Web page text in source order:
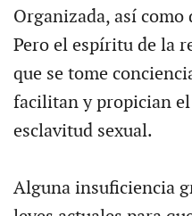
Organizada, así como
Pero el espíritu de la
que se tome
facilitan y propician
esclavitud sexual.
Alguna insuficiencia